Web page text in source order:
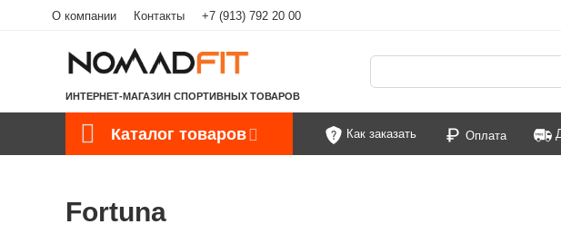
О компании Контакты +7 (913) 792 20 00
ИНТЕРНЕТ-МАГАЗИН СПОРТИВНЫХ ТОВАРОВ
Каталог товаров Как заказать Оплата
Fortuna